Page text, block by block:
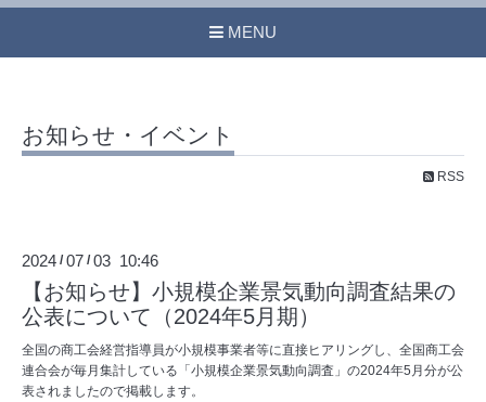
MENU
お知らせ・イベント
RSS
2024 /07 /03 10:46
【お知らせ】小規模企業景気動向調査結果の
公表について（2024年5月期）
全国の商工会経営指導員が小規模事業者等に直接ヒアリングし、全国商工会
連合会が毎月集計している「小規模企業景気動向調査」の2024年5月分が公
表されましたので掲載します。